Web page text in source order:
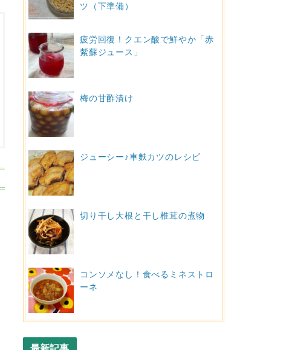
ツ（下準備）
疲労回復！クエン酸で鮮やか「赤
紫蘇ジュース」
梅の甘酢漬け
ジューシー♪車麩カツのレシピ
切り干し大根と干し椎茸の煮物
コンソメなし！食べるミネストロ
ーネ